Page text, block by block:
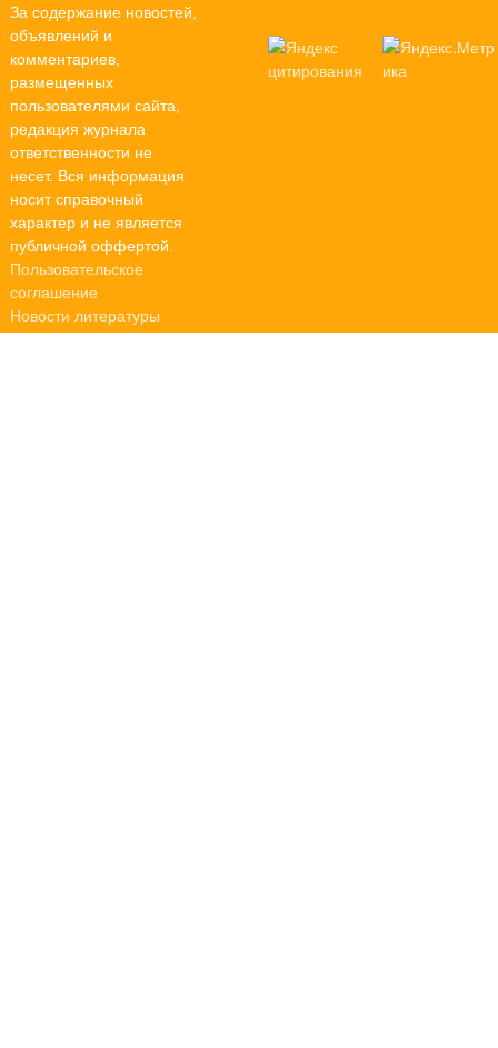
За содержание новостей,
объявлений и
комментариев,
размещенных
пользователями сайта,
редакция журнала
ответственности не
несет. Вся информация
носит справочный
характер и не является
публичной оффертой.
Пользовательское
соглашение
Новости литературы